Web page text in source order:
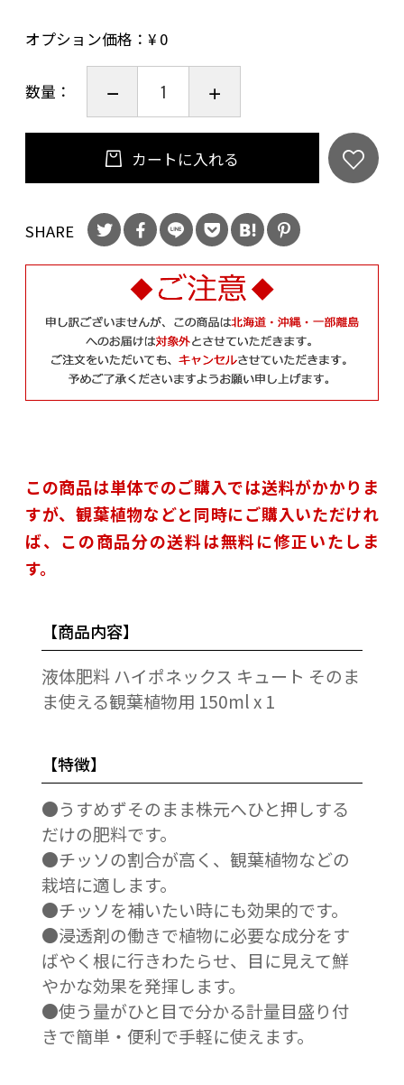
オプション価格：¥ 0
数量：
カートに入れる
SHARE
この商品は単体でのご購入では送料がかかりま
すが、観葉植物などと同時にご購入いただけれ
ば、この商品分の送料は無料に修正いたしま
す。
【商品内容】
液体肥料 ハイポネックス キュート そのま
ま使える観葉植物用 150ml x 1
【特徴】
●うすめずそのまま株元へひと押しする
だけの肥料です。
●チッソの割合が高く、観葉植物などの
栽培に適します。
●チッソを補いたい時にも効果的です。
●浸透剤の働きで植物に必要な成分をす
ばやく根に行きわたらせ、目に見えて鮮
やかな効果を発揮します。
●使う量がひと目で分かる計量目盛り付
きで簡単・便利で手軽に使えます。